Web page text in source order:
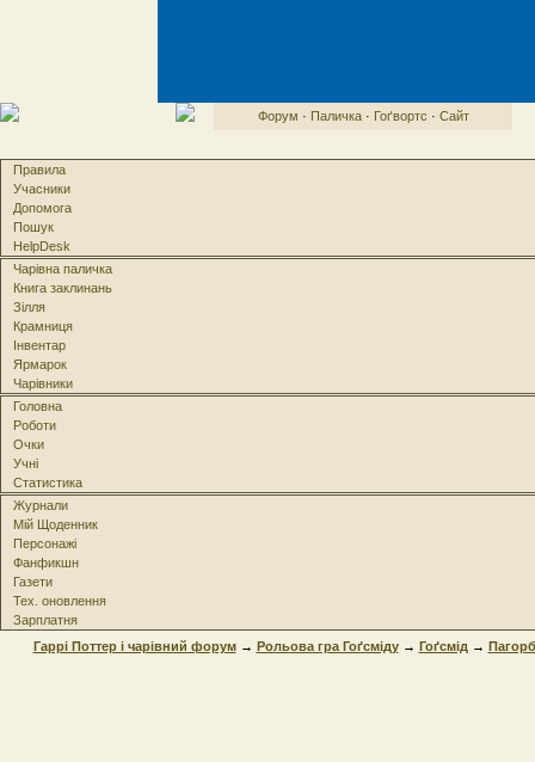
Форум · Паличка· Гоґвортс · Сайт
Правила
Учасники
Допомога
Пошук
HelpDesk
Чарівна паличка
Книга заклинань
Зілля
Крамниця
Інвентар
Ярмарок
Чарівники
Головна
Роботи
Очки
Учні
Статистика
Журнали
Мій Щоденник
Персонажі
Фанфикшн
Газети
Тех. оновлення
Зарплатня
Гаррі Поттер і чарівний форум→ Рольова гра Гоґсміду→ Гоґсмід →